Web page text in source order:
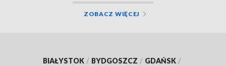
ZOBACZ WIĘCEJ
BIAŁYSTOK / BYDGOSZCZ / GDAŃSK /